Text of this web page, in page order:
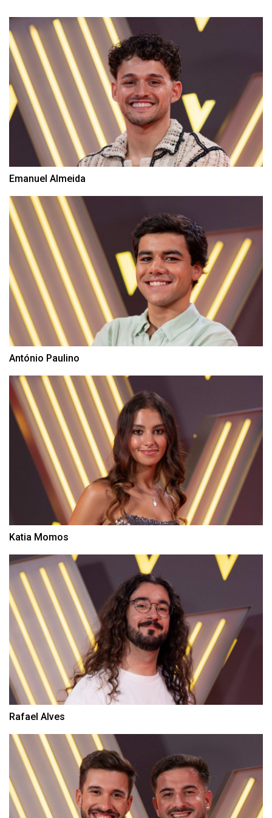
Emanuel Almeida
António Paulino
Katia Momos
Rafael Alves